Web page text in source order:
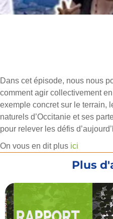
Dans cet épisode, nous nous
comment agir collectivement
exemple concret sur le terrain,
naturels d’Occitanie et ses
pour relever les défis
On vous en dit plus ici
Plus